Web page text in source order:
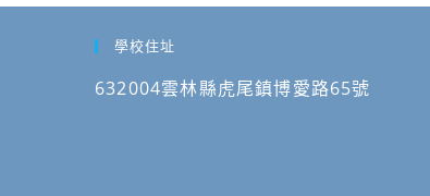
學校住址
632004雲林縣虎尾鎮博愛路65號